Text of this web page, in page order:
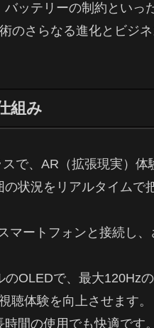
ッテリーの制約といっ
のさらなる進化とビジ
組み
で、AR（拡張現実）体
状況をリアルタイムで
マートフォンと接続し
OLEDで、最大120Hz
聴体験を向上させます。
間の使用でも快適です。